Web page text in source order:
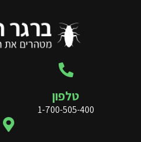
טלפון
1-700-505-400